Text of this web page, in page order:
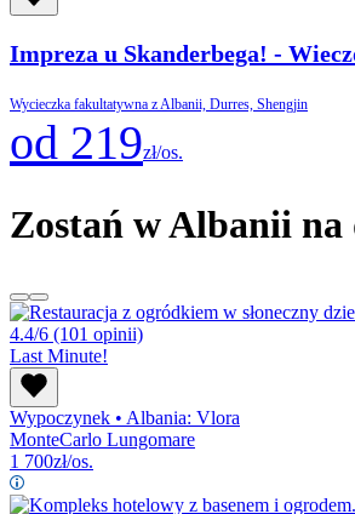
Impreza u Skanderbega! -
Wycieczka fakultatywna z Albanii, Durres, Shengjin
od 219zł/os.
Zostań w Albanii na
4.4/6 (101 opinii)
Last Minute!
Wypoczynek • Albania: Vlora
MonteCarlo Lungomare
1 700zł/os.